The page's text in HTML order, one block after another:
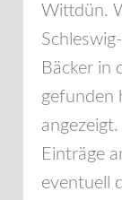
Wittdün.
Bäcker in
gefunden
Einträge
eventuell